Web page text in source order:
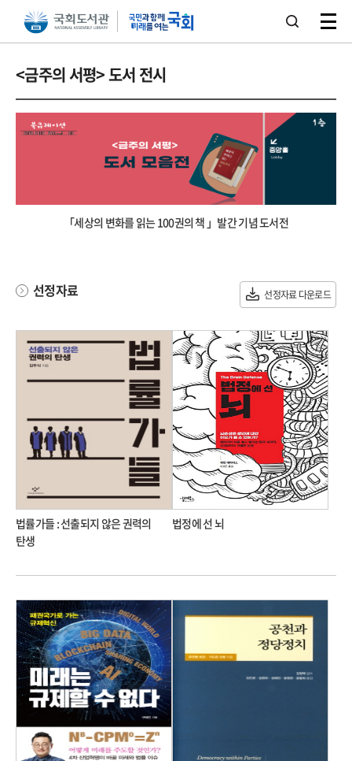
본문 바로가기주메뉴 바로가기
<금주의 서평> 도서 전시
「세상의 변화를 읽는 100권의 책 」발간 기념 도서전
선정자료 선정자료 다운로드
법률가들 : 선출되지 않은 권력의
탄생
법정에 선 뇌